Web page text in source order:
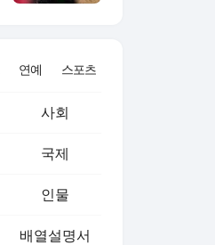
연예 스포츠
사회
국제
인물
배열설명서